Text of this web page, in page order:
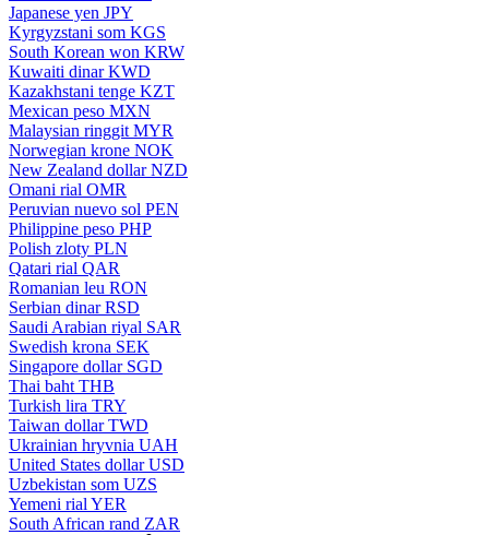
Japanese yen JPY
Kyrgyzstani som KGS
South Korean won KRW
Kuwaiti dinar KWD
Kazakhstani tenge KZT
Mexican peso MXN
Malaysian ringgit MYR
Norwegian krone NOK
New Zealand dollar NZD
Omani rial OMR
Peruvian nuevo sol PEN
Philippine peso PHP
Polish zloty PLN
Qatari rial QAR
Romanian leu RON
Serbian dinar RSD
Saudi Arabian riyal SAR
Swedish krona SEK
Singapore dollar SGD
Thai baht THB
Turkish lira TRY
Taiwan dollar TWD
Ukrainian hryvnia UAH
United States dollar USD
Uzbekistan som UZS
Yemeni rial YER
South African rand ZAR